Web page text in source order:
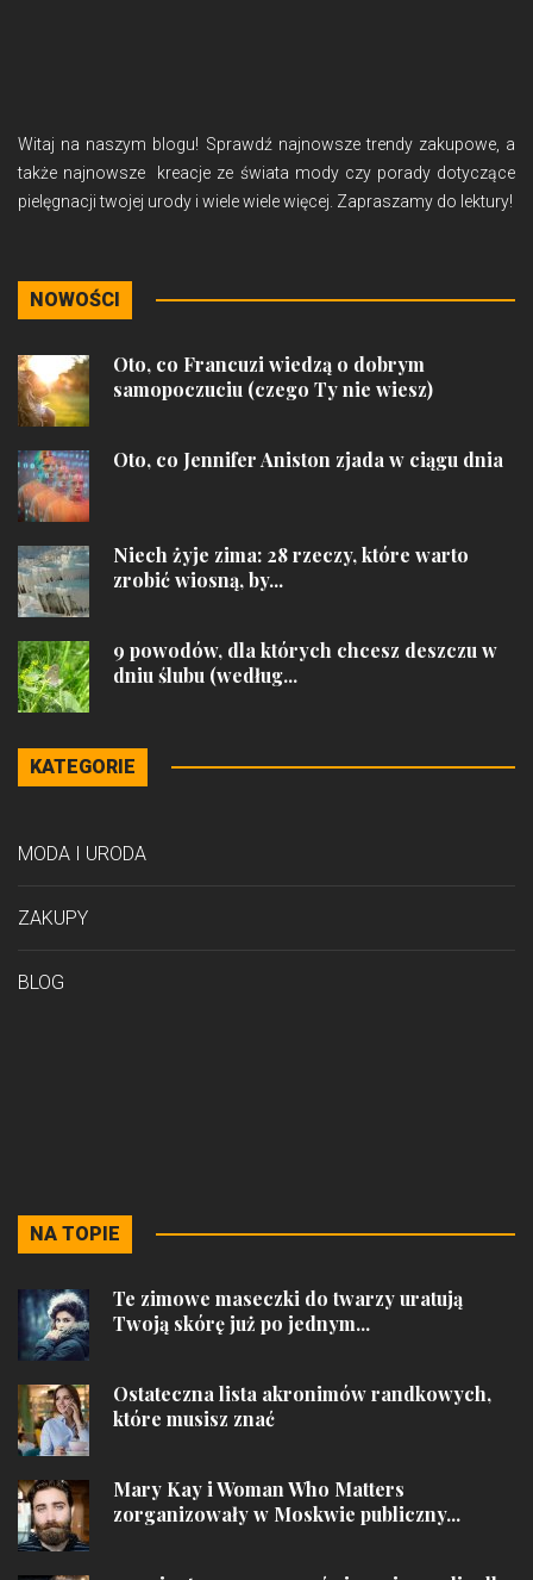
Witaj na naszym blogu! Sprawdź najnowsze trendy zakupowe, a
także najnowsze kreacje ze świata mody czy porady dotyczące
pielęgnacji twojej urody i wiele wiele więcej. Zapraszamy do lektury!
NOWOŚCI
Oto, co Francuzi wiedzą o dobrym
samopoczuciu (czego Ty nie wiesz)
Oto, co Jennifer Aniston zjada w ciągu dnia
Niech żyje zima: 28 rzeczy, które warto
zrobić wiosną, by...
9 powodów, dla których chcesz deszczu w
dniu ślubu (według...
KATEGORIE
MODA I URODA
ZAKUPY
BLOG
NA TOPIE
Te zimowe maseczki do twarzy uratują
Twoją skórę już po jednym...
Ostateczna lista akronimów randkowych,
które musisz znać
Mary Kay i Woman Who Matters
zorganizowały w Moskwie publiczny...